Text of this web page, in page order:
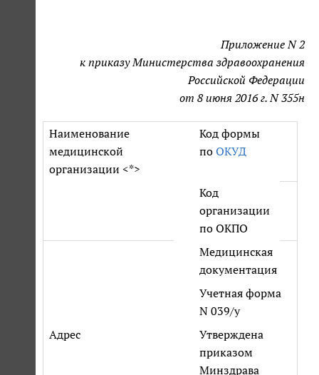
Приложение N 2
к приказу Министерства здравоохранения
Российской Федерации
от 8 июня 2016 г. N 355н
Наименование
медицинской
организации <*>
Код формы
по ОКУД
Код
организации
по ОКПО
Медицинская
документация
Учетная форма
N 039/у
Адрес
Утверждена
приказом
Минздрава